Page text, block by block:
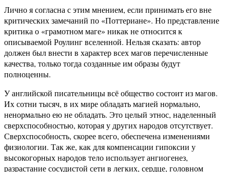
Лично я согласна с этим мнением, если принимать его вне
критических замечаний по «Поттериане». Но представление
критика о «грамотном маге» никак не относится к
описываемой Роулинг вселенной. Нельзя сказать: автор
должен был внести в характер всех магов перечисленные
качества, только тогда созданные им образы будут
полноценны.
У английской писательницы всё общество состоит из магов.
Их сотни тысяч, в их мире обладать магией нормально,
ненормально ею не обладать. Это целый этнос, наделенный
сверхспособностью, которая у других народов отсутствует.
Сверхспособность, скорее всего, обеспечена изменениями
физиологии. Так же, как для компенсации гипоксии у
высокогорных народов тело использует ангиогенез,
разрастание сосудистой сети в легких, сердце, головном